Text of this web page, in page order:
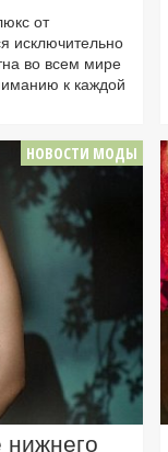
от
исключительно
во всем мире
к каждой
НОВОСТИ МОДЫ